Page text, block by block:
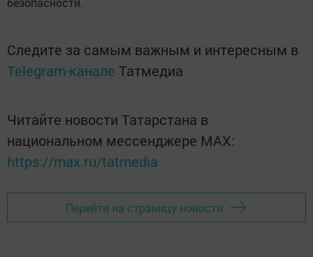
Следите за самым важным и интересным в
Telegram-канале Татмедиа
Читайте новости Татарстана в
национальном мессенджере MАХ:
https://max.ru/tatmedia
Перейти на страницу новости